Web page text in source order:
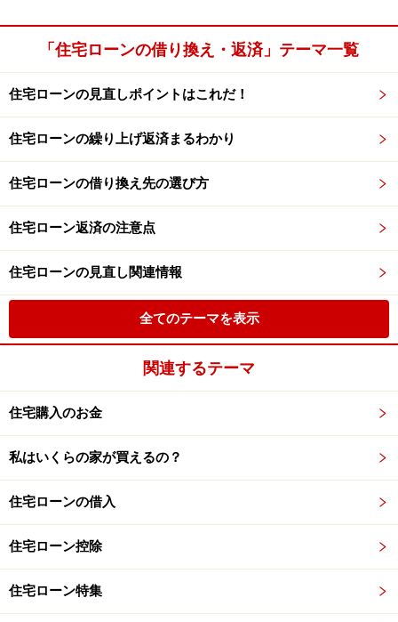
「住宅ローンの借り換え・返済」テーマ一覧
住宅ローンの見直しポイントはこれだ！
住宅ローンの繰り上げ返済まるわかり
住宅ローンの借り換え先の選び方
住宅ローン返済の注意点
住宅ローンの見直し関連情報
全てのテーマを表示
関連するテーマ
住宅購入のお金
私はいくらの家が買えるの？
住宅ローンの借入
住宅ローン控除
住宅ローン特集